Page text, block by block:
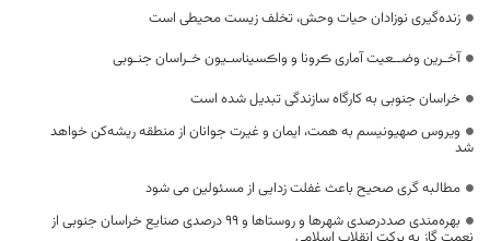
زنده‌گیری نوزادان حیات وحش، تخلف زیست محیطی است
آخـرین وضــعیت آماری ڪرونا و واڪسیناسـیون خـراسان جنـوبی
خراسان جنوبی به کارگاه سازندگی تبدیل شده است
ویروس صهیونیسم به همت، ایمان و غیرت جوانان از منطقه ریشه‌کن خواهد
شد
مطالبه گری صحیح باعث غفلت زدایی از مسئولین می شود
بهره‌مندی صددرصدی شهرها و روستاها و ۹۹ درصدی صنایع خراسان جنوبی از